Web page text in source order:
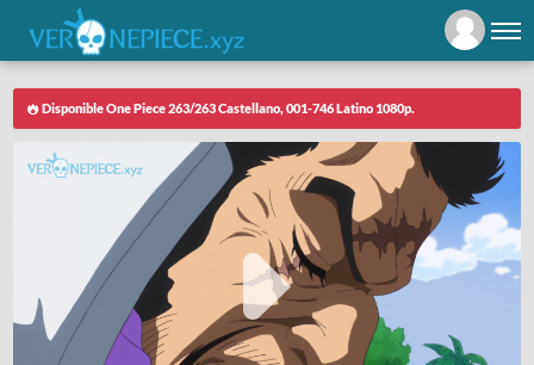
Disponible One Piece 263/263 Castellano, 001-746 Latino 1080p.